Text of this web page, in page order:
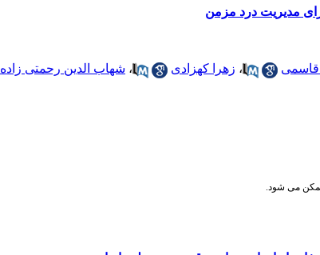
مدیریت درد مزمن
قاسمی ، زهرا کهزادی ، شهاب الدین رحمتی زاده
می شود.